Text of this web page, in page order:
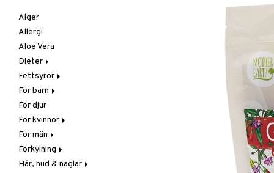
Alger
Allergi
Aloe Vera
Dieter
Glutenintolerans
LCHF
Raw Food
Fettsyror
Marina fettsyror
Veg fettsyror
För barn
Fettsyror
Hudvård
Vitamin & mineral
För djur
För kvinnor
Graviditet & amning
Klimakterie & PMS
Näringstillskott
För män
Näringstillskott
Övriga
Förkylning
C-vitamin
Hår, hud & naglar